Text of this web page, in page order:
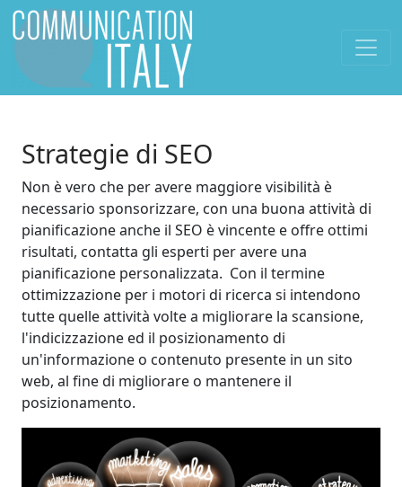
Strategie di SEO
Non è vero che per avere maggiore visibilità è
necessario sponsorizzare, con una buona attività di
pianificazione anche il SEO è vincente e offre ottimi
risultati, contatta gli esperti per avere una
pianificazione personalizzata. Con il termine
ottimizzazione per i motori di ricerca si intendono
tutte quelle attività volte a migliorare la scansione,
l'indicizzazione ed il posizionamento di
un'informazione o contenuto presente in un sito
web, al fine di migliorare o mantenere il
posizionamento.